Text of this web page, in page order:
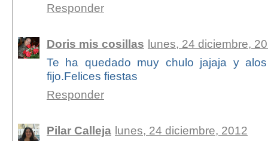
Responder
Doris mis cosillas lunes, 24 diciembre,
Te ha quedado muy chulo jajaja y
fijo.Felices fiestas
Responder
Pilar Calleja lunes, 24 diciembre, 2012